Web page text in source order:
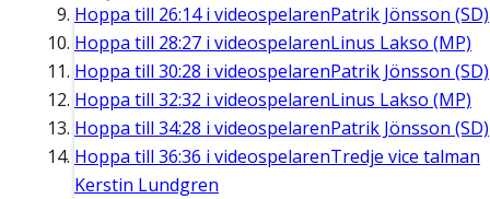
Hoppa till 26:14i videospelarenPatrik Jönsson (SD)
Hoppa till 28:27 i videospelarenLinus Lakso (MP)
Hoppa till 30:28 i videospelarenPatrik Jönsson (SD)
Hoppa till 32:32 i videospelarenLinus Lakso (MP)
Hoppa till 34:28 i videospelarenPatrik Jönsson (SD)
Hoppa till 36:36 i videospelarenTredje vice talman
Kerstin Lundgren